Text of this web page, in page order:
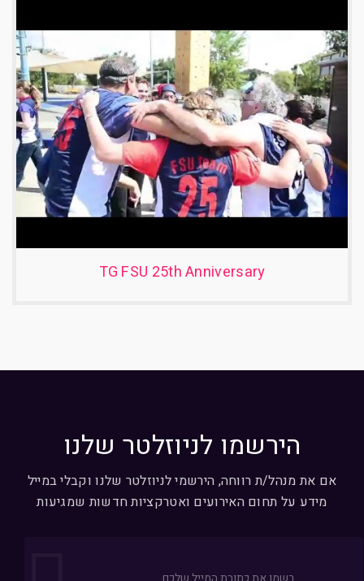
TG FSU 25th Anniversary
הירשמו לניוזלטר שלנו
אם את מנהל/ת רווחה, הירשמי לניוזלטר שלנו וקבלי במייל
מידע על תחום האירועים ואטרקציות חדשות שמגיעות